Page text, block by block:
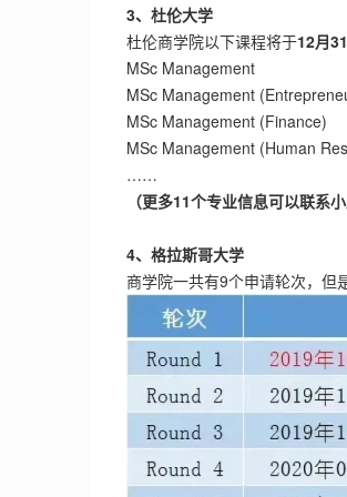
3、杜伦大学
杜伦商学院以下课程将于12月
MSc Management
MSc Management
MSc Management (Finance)
MSc Management (Human
……
（更多11个专业信息可以联系小
4、格拉斯哥大学
商学院一共有9个申请轮次，但